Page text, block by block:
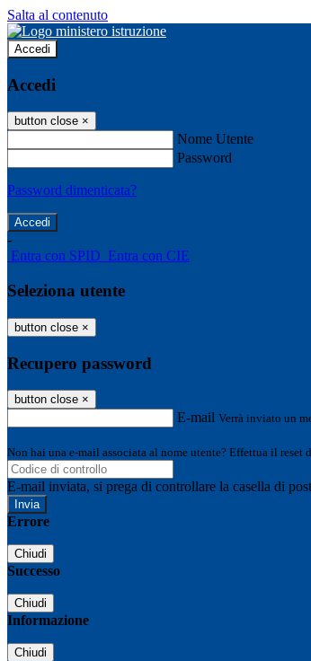
Salta al contenuto
Accedi
Accedi
button close ×
Nome Utente
Password
Password dimenticata?
-
Entra con SPID Entra con CIE
Seleziona utente
button close ×
Recupero password
button close ×
E-mail Verrà inviato un
Non hai una e-mail associata al nome utente? Effettua il reset
E-mail inviata, si prega di controllare la casella di
Errore
Chiudi
Successo
Chiudi
Informazione
Chiudi